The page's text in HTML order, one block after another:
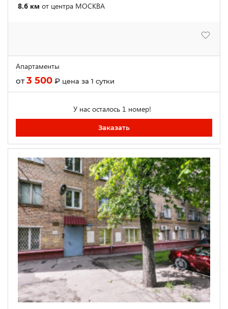
8.6 км от центра МОСКВА
Апартаменты
от3 500 ₽ цена за 1 сутки
У нас осталось 1 номер!
Заказать